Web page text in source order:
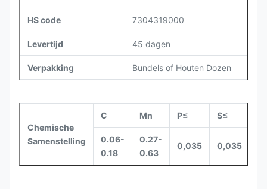
HS code 7304319000
Levertijd 45 dagen
Verpakking Bundels of Houten Dozen
Chemische
Samenstelling
C Mn P≤ S≤
0.06-
0.18
0.27-
0.63
0,035 0,035